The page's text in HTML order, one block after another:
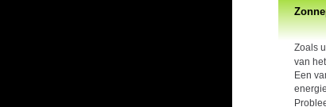
Zoals
van
Een